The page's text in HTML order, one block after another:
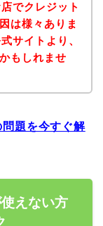
でクレジット
は様々ありま
サイトより、
もしれませ
題を今すぐ解
えない方